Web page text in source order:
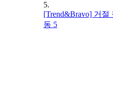
5.
[Trend&Bravo] 거
동 5